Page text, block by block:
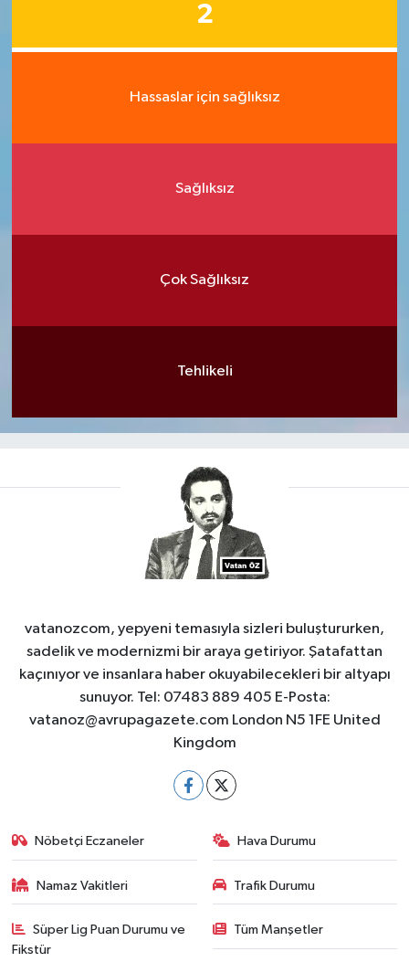
2
Hassaslar için sağlıksız
Sağlıksız
Çok Sağlıksız
Tehlikeli
vatanozcom, yepyeni temasıyla sizleri buluştururken,
sadelik ve modernizmi bir araya getiriyor. Şatafattan
kaçınıyor ve insanlara haber okuyabilecekleri bir altyapı
sunuyor. Tel: 07483 889 405 E-Posta:
vatanoz@avrupagazete.com London N5 1FE United
Kingdom
Nöbetçi Eczaneler Hava Durumu
Namaz Vakitleri Trafik Durumu
Süper Lig Puan Durumu ve
Fikstür
Tüm Manşetler